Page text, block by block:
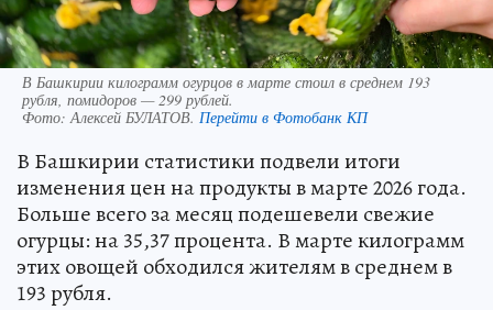
В Башкирии килограмм огурцов в марте стоил в среднем 193
рубля, помидоров — 299 рублей.
Фото:Алексей БУЛАТОВ. Перейти в Фотобанк КП
В Башкирии статистики подвели итоги
изменения цен на продукты в марте 2026 года.
Больше всего за месяц подешевели свежие
огурцы: на 35,37 процента. В марте килограмм
этих овощей обходился жителям в среднем в
193 рубля.